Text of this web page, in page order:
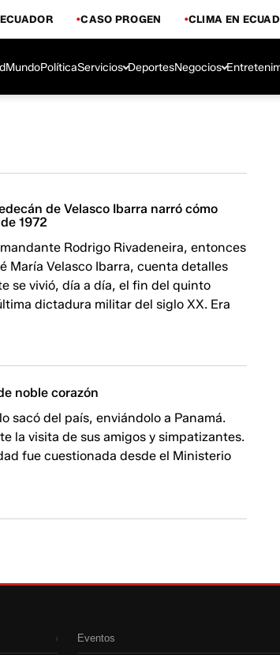
CASO PROGEN CLIMA EN
MundoPolíticaServicios DeportesNegocios
de Velasco Ibarra narró cómo
1972
Rodrigo Rivadeneira, entonces
María Velasco Ibarra, cuenta detalles
se vivió, día a día, el fin del quinto
dictadura militar del siglo XX. Era
noble corazón
sacó del país, enviándolo a Panamá.
la visita de sus amigos y simpatizantes.
fue cuestionada desde el Ministerio
› Eventos